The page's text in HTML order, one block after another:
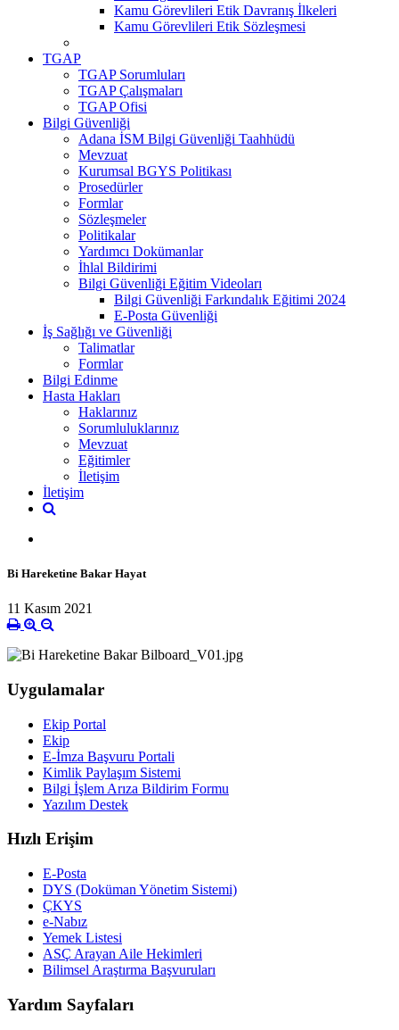
Kamu Görevlileri Etik Davranış İlkeleri
Kamu Görevlileri Etik Sözleşmesi
TGAP
TGAP Sorumluları
TGAP Çalışmaları
TGAP Ofisi
Bilgi Güvenliği
Adana İSM Bilgi Güvenliği Taahhüdü
Mevzuat
Kurumsal BGYS Politikası
Prosedürler
Formlar
Sözleşmeler
Politikalar
Yardımcı Dokümanlar
İhlal Bildirimi
Bilgi Güvenliği Eğitim Videoları
Bilgi Güvenliği Farkındalık Eğitimi 2024
E-Posta Güvenliği
İş Sağlığı ve Güvenliği
Talimatlar
Formlar
Bilgi Edinme
Hasta Hakları
Haklarınız
Sorumluluklarınız
Mevzuat
Eğitimler
İletişim
İletişim
Bi Hareketine Bakar Hayat
11 Kasım 2021
Uygulamalar
Ekip Portal
Ekip
E-İmza Başvuru Portali
Kimlik Paylaşım Sistemi
Bilgi İşlem Arıza Bildirim Formu
Yazılım Destek
Hızlı Erişim
E-Posta
DYS (Doküman Yönetim Sistemi)
ÇKYS
e-Nabız
Yemek Listesi
ASÇ Arayan Aile Hekimleri
Bilimsel Araştırma Başvuruları
Yardım Sayfaları